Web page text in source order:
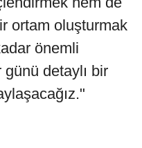
ortam oluşturmak
önemli
detaylı bir